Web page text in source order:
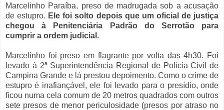
Marcelinho Paraíba, preso de madrugada sob a acusação
de estupro. Ele foi solto depois que um oficial de justiça
chegou à Penitenciária Padrão do Serrotão para
cumprir a ordem judicial.
Marcelinho foi preso em flagrante por volta das 4h30. Foi
levado à 2ª Superintendência Regional de Polícia Civil de
Campina Grande e lá prestou depoimento. Como o crime de
estupro é inafiançável, ele foi levado para o presídio, onde
ficou numa cela comum de 20 metros quadrados com outros
sete presos de menor periculosidade (presos por atraso no